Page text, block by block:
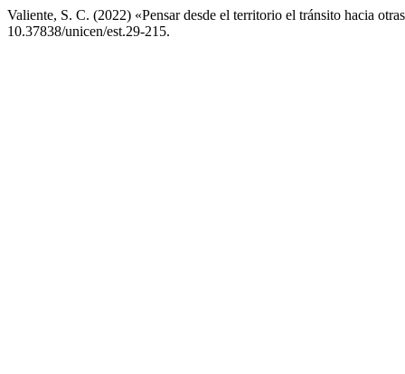
Valiente, S. C. (2022) «Pensar desde el territorio el tránsito hacia
10.37838/unicen/est.29-215.